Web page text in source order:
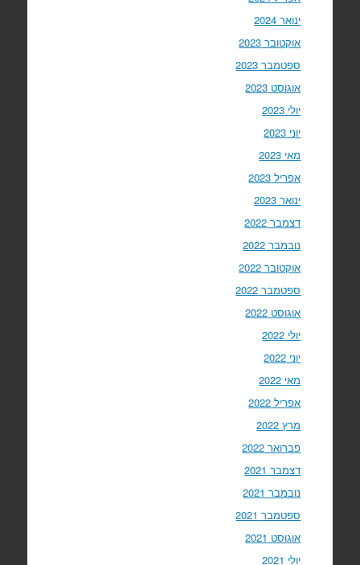
ינואר 2024
אוקטובר 2023
ספטמבר 2023
אוגוסט 2023
יולי 2023
יוני 2023
מאי 2023
אפריל 2023
ינואר 2023
דצמבר 2022
נובמבר 2022
אוקטובר 2022
ספטמבר 2022
אוגוסט 2022
יולי 2022
יוני 2022
מאי 2022
אפריל 2022
מרץ 2022
פברואר 2022
דצמבר 2021
נובמבר 2021
ספטמבר 2021
אוגוסט 2021
יולי 2021